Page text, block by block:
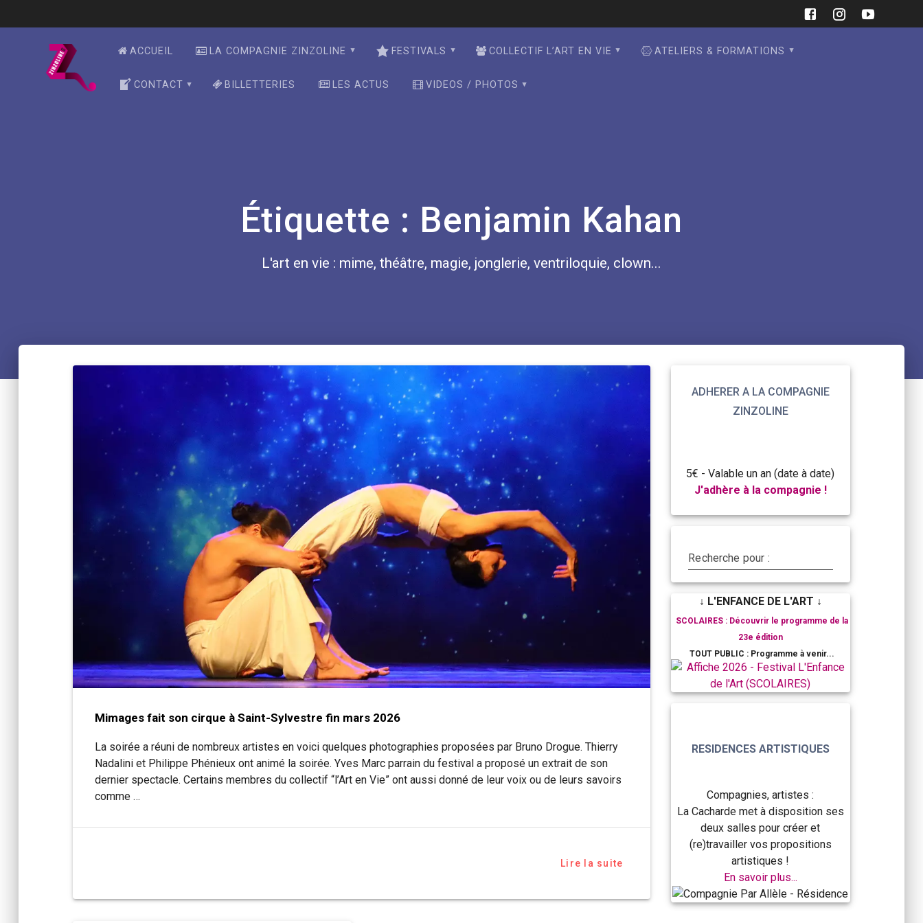
ACCUEIL LA COMPAGNIE ZINZOLINE FESTIVALS COLLECTIF L’ART EN VIE ATELIERS & FORMATIONS
CONTACT BILLETTERIES LES ACTUS VIDEOS / PHOTOS
Étiquette : Benjamin Kahan
L'art en vie : mime, théâtre, magie, jonglerie, ventriloquie, clown...
Mimages fait son cirque à Saint-Sylvestre fin mars 2026
La soirée a réuni de nombreux artistes en voici quelques photographies proposées par Bruno Drogue. Thierry
Nadalini et Philippe Phénieux ont animé la soirée. Yves Marc parrain du festival a proposé un extrait de son
dernier spectacle. Certains membres du collectif “l’Art en Vie” ont aussi donné de leur voix ou de leurs savoirs
comme …
Lire la suite
ADHERER A LA COMPAGNIE
ZINZOLINE
5€ - Valable un an (date à date)
J'adhère à la compagnie !
Recherche pour :
↓ L'ENFANCE DE L'ART ↓
SCOLAIRES : Découvrir le programme de la
23e édition
TOUT PUBLIC : Programme à venir...
RESIDENCES ARTISTIQUES
Compagnies, artistes :
La Cacharde met à disposition ses
deux salles pour créer et
(re)travailler vos propositions
artistiques !
En savoir plus...